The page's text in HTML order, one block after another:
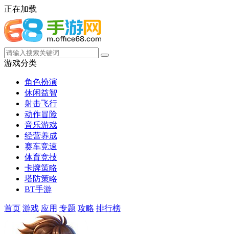
正在加载
游戏分类
角色扮演
休闲益智
射击飞行
动作冒险
音乐游戏
经营养成
赛车竞速
体育竞技
卡牌策略
塔防策略
BT手游
首页 游戏 应用 专题 攻略 排行榜